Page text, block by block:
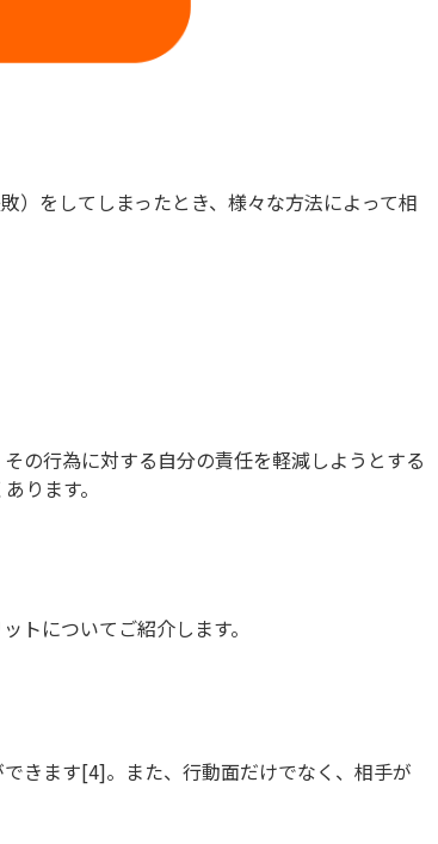
）をしてしまったとき、様々な方法によって相
の行為に対する自分の責任を軽減しようとする
ります。
トについてご紹介します。
きます[4]。また、行動面だけでなく、相手が